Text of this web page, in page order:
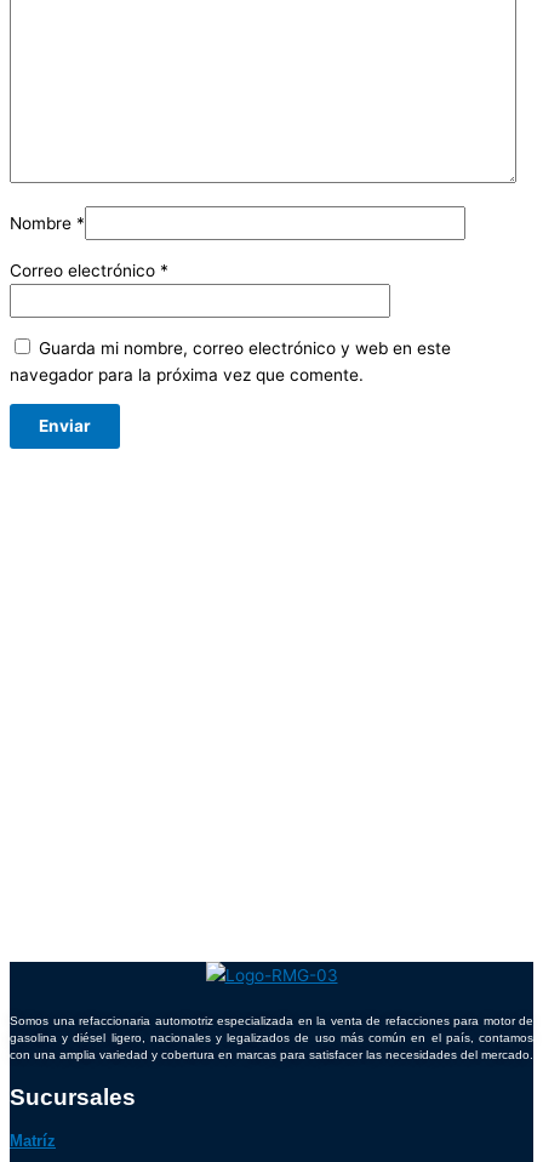
Nombre *
Correo electrónico *
Guarda mi nombre, correo electrónico y web en este
navegador para la próxima vez que comente.
Somos una refaccionaria automotriz especializada en la venta de refacciones para motor de
gasolina y diésel ligero, nacionales y legalizados de uso más común en el país, contamos
con una amplia variedad y cobertura en marcas para satisfacer las necesidades del mercado.
Sucursales
Matríz